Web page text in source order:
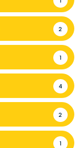
2
1
4
2
1